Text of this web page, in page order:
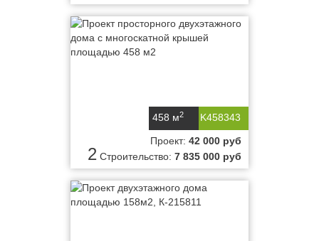
K458343
458 м2
2
Проект: 42 000 руб
Строительство: 7 835 000 руб